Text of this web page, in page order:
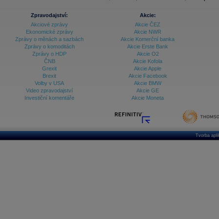
Zpravodajství:
Akciové zprávy
Ekonomické zprávy
Zprávy o měnách a sazbách
Zprávy o komoditách
Zprávy o HDP
ČNB
Grexit
Brexit
Volby v USA
Video zpravodajství
Investiční komentáře
Akcie:
Akcie ČEZ
Akcie NWR
Akcie Komerční banka
Akcie Erste Bank
Akcie O2
Akcie Kofola
Akcie Apple
Akcie Facebook
Akcie BMW
Akcie GE
Akcie Moneta
Tvorba